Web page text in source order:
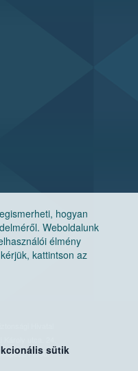
hogyan
Weboldalunk
élmény
kattintson az
sütik
Hivatal
Pf. 30.